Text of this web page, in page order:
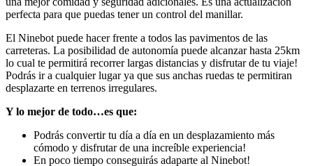
perfecta para que puedas tener un control del manillar.
El Ninebot puede hacer frente a todos las pavimentos de las
carreteras. La posibilidad de autonomía puede alcanzar hasta 25km
lo cual te permitirá recorrer largas distancias y disfrutar de tu viaje!
Podrás ir a cualquier lugar ya que sus anchas ruedas te permitiran
desplazarte en terrenos irregulares.
Y lo mejor de todo…es que:
Podrás convertir tu día a día en un desplazamiento más
cómodo y disfrutar de una increíble experiencia!
En poco tiempo conseguirás adaparte al Ninebot!